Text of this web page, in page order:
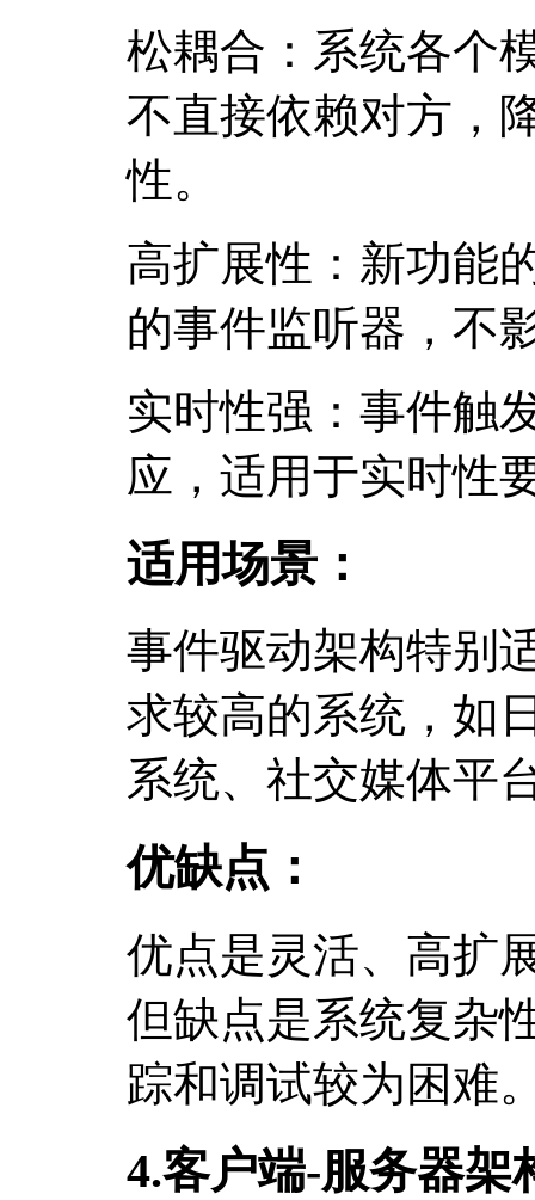
松耦合：系统各个
不直接依赖对方，
性。
高扩展性：新功能
的事件监听器，不
实时性强：事件触
应，适用于实时性
适用场景：
事件驱动架构特别
求较高的系统，如
系统、社交媒体平
优缺点：
优点是灵活、高扩
但缺点是系统复杂
踪和调试较为困难
4.客户端-服务器架